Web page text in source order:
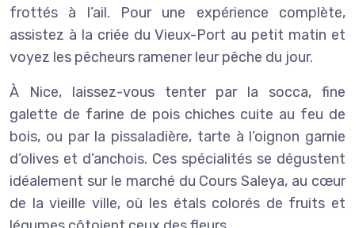
frottés à l’ail. Pour une expérience complète,
assistez à la criée du Vieux-Port au petit matin et
voyez les pêcheurs ramener leur pêche du jour.
À Nice, laissez-vous tenter par la socca, fine
galette de farine de pois chiches cuite au feu de
bois, ou par la pissaladière, tarte à l’oignon garnie
d’olives et d’anchois. Ces spécialités se dégustent
idéalement sur le marché du Cours Saleya, au cœur
de la vieille ville, où les étals colorés de fruits et